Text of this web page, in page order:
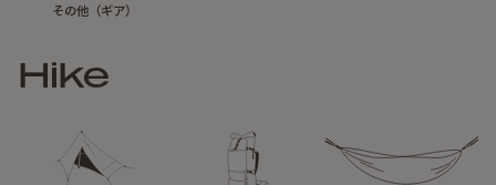
その他（ギア）
Hike